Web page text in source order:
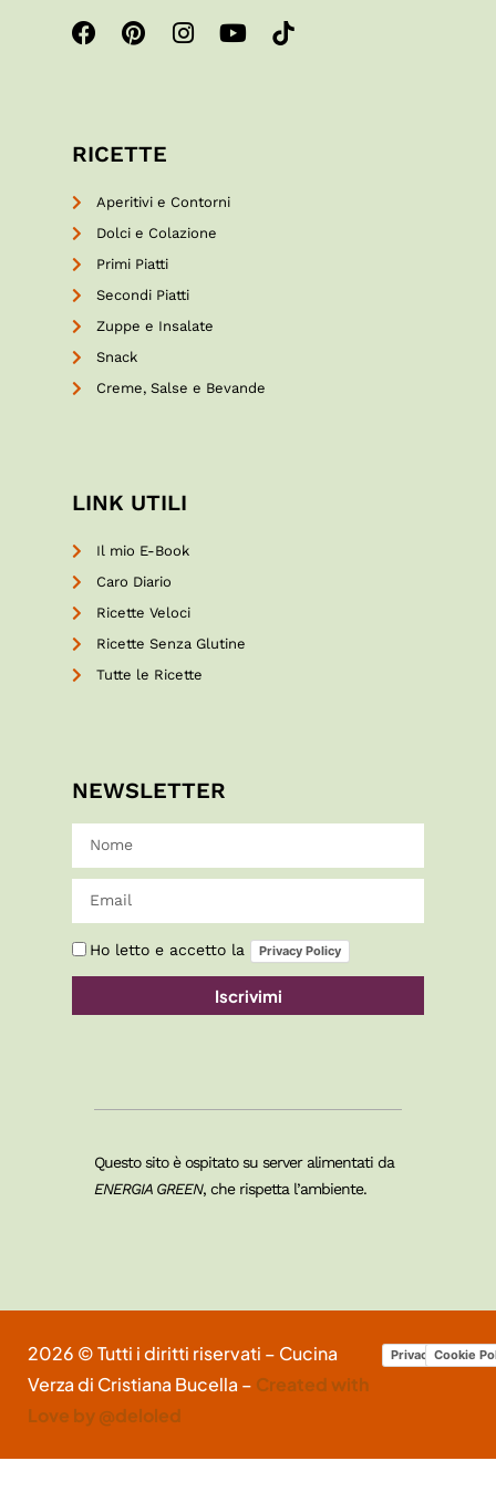
RICETTE
Aperitivi e Contorni
Dolci e Colazione
Primi Piatti
Secondi Piatti
Zuppe e Insalate
Snack
Creme, Salse e Bevande
LINK UTILI
Il mio E-Book
Caro Diario
Ricette Veloci
Ricette Senza Glutine
Tutte le Ricette
NEWSLETTER
Ho letto e accetto la Privacy Policy
Iscrivimi
Questo sito è ospitato su server alimentati da
ENERGIA GREEN, che rispetta l’ambiente.
2026 © Tutti i diritti riservati – Cucina
Verza di Cristiana Bucella – Created with
Love by @deloled
Privacy Policy
Cookie